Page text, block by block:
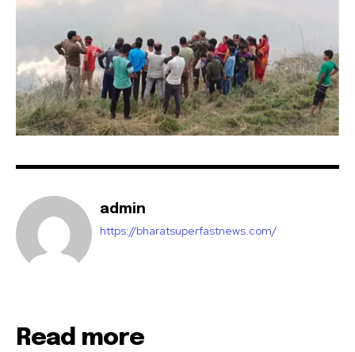
admin
https://bharatsuperfastnews.com/
Read more